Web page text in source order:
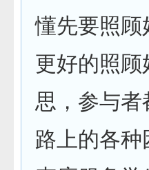
懂先要照顾
更好的照
思，参与
路上的各